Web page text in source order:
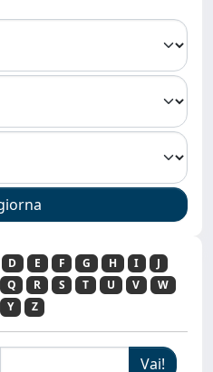
D E F G H I
J
Q R S T U V
W
Y Z